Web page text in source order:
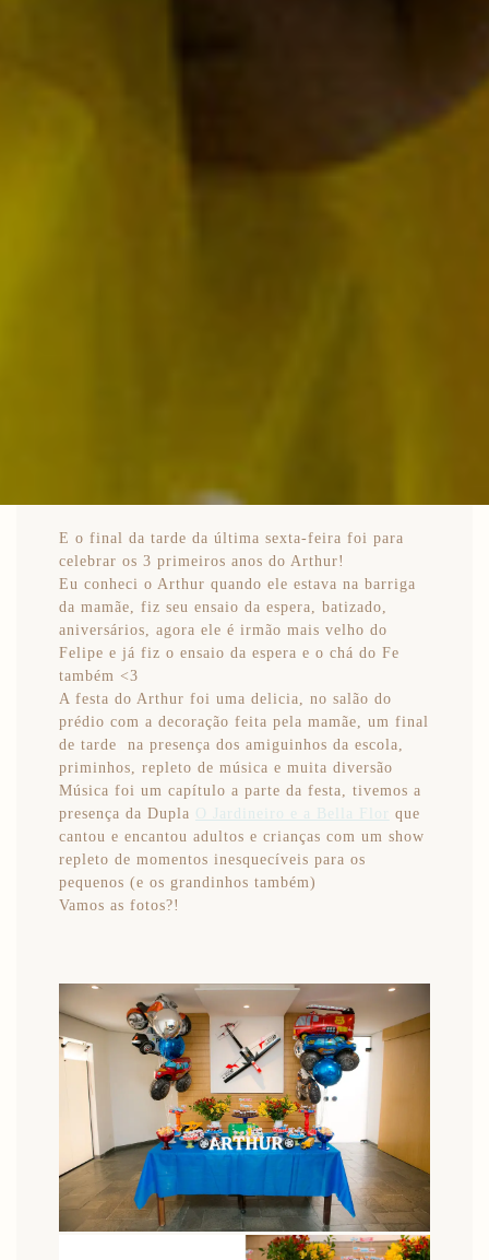
E o final da tarde da última sexta-feira foi para
celebrar os 3 primeiros anos do Arthur!
Eu conheci o Arthur quando ele estava na barriga
da mamãe, fiz seu ensaio da espera, batizado,
aniversários, agora ele é irmão mais velho do
Felipe e já fiz o ensaio da espera e o chá do Fe
também <3
A festa do Arthur foi uma delicia, no salão do
prédio com a decoração feita pela mamãe, um final
de tarde na presença dos amiguinhos da escola,
priminhos, repleto de música e muita diversão
Música foi um capítulo a parte da festa, tivemos a
presença da Dupla O Jardineiro e a Bella Flor que
cantou e encantou adultos e crianças com um show
repleto de momentos inesquecíveis para os
pequenos (e os grandinhos também)
Vamos as fotos?!